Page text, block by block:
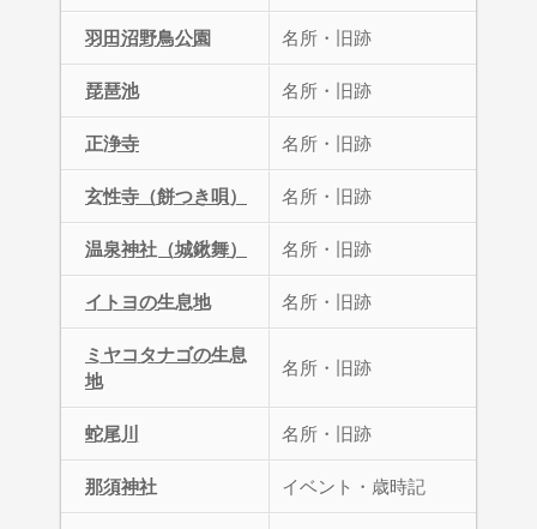
羽田沼野鳥公園 名所・旧跡
琵琶池 名所・旧跡
正浄寺 名所・旧跡
玄性寺（餅つき唄） 名所・旧跡
温泉神社（城鍬舞） 名所・旧跡
イトヨの生息地 名所・旧跡
ミヤコタナゴの生息
地
名所・旧跡
蛇尾川 名所・旧跡
那須神社 イベント・歳時記